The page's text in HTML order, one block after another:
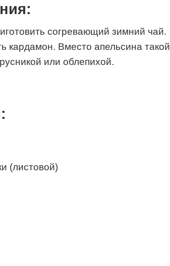
согревающий зимний чай.
кардамон. Вместо апельсина такой
или облепихой.
(листовой)